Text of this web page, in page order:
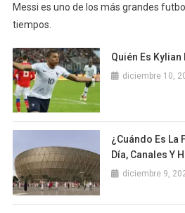
Messi es uno de los más grandes
tiempos.
Quién Es Kylian
diciembre 10,
¿Cuándo Es La
Día, Canales Y
diciembre 9,